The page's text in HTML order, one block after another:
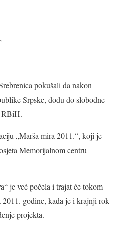
pokušali da nakon
Srpske, dođu do slobodne
RBiH.
„Marša mira 2011.“, koji je
Memorijalnom centru
je već počela i trajat će tokom
2011. godine, kada je i krajnji rok
projekta.